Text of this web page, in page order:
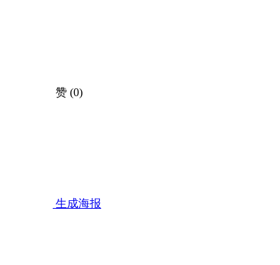
赞 (0)
生成海报